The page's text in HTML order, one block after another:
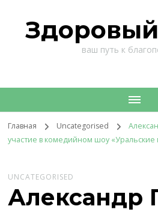
ваш путь к
Главная Uncategorised
участие в комедийном шоу
UNCATEGORISED
Александр